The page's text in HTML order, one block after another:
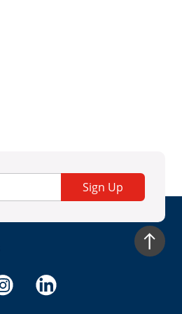
Sign Up